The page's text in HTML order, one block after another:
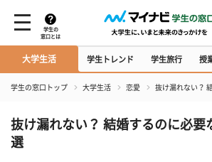
学生の
窓口とは
大学生活 学生トレンド 学生旅行 授
学生の窓口トップ 大学生活 恋愛 抜け漏れない？
抜け漏れない？ 結婚するのに必要
選